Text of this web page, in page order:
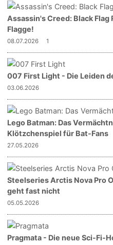
Assassin's Creed: Black
Flagge!
08.07.2026 1
007 First Light - Die Leiden
03.06.2026
Lego Batman: Das
Klötzchenspiel für Bat-Fans
27.05.2026
Steelseries Arctis Nova Pro
geht fast nicht
05.05.2026
Pragmata - Die neue Sci-Fi-